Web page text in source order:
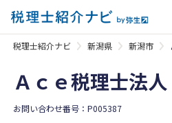
税理士紹介ナビ 新潟県 新潟市
Ａｃｅ税理士法人
お問い合わせ番号：P005387